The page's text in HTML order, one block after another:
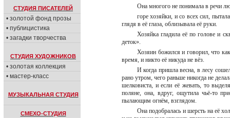
СТУДИЯ ПИСАТЕЛЕЙ
• золотой фонд прозы
• публицистика
• загадки творчества
СТУДИЯ ХУДОЖНИКОВ
• золотая коллекция
• мастер-класс
МУЗЫКАЛЬНАЯ СТУДИЯ
СМЕХО-СТУДИЯ
Она многого не понимала в речи
горе хозяйки, и со всех сил,
глядя в её глаза, облизывала её руки.
Хозяйка гладила её по голове и
деток».
Хозяин божился и говорил, что
время, и никто её никуда не вёз.
И когда пришла весна, в лесу
рано утром, чего раньше никогда не
шелковиста, и если её жевать, то
поляне, она, вдруг, ощутила чьё-то
пылающим огнём, взглядом.
Она подобралась и шерсть на её